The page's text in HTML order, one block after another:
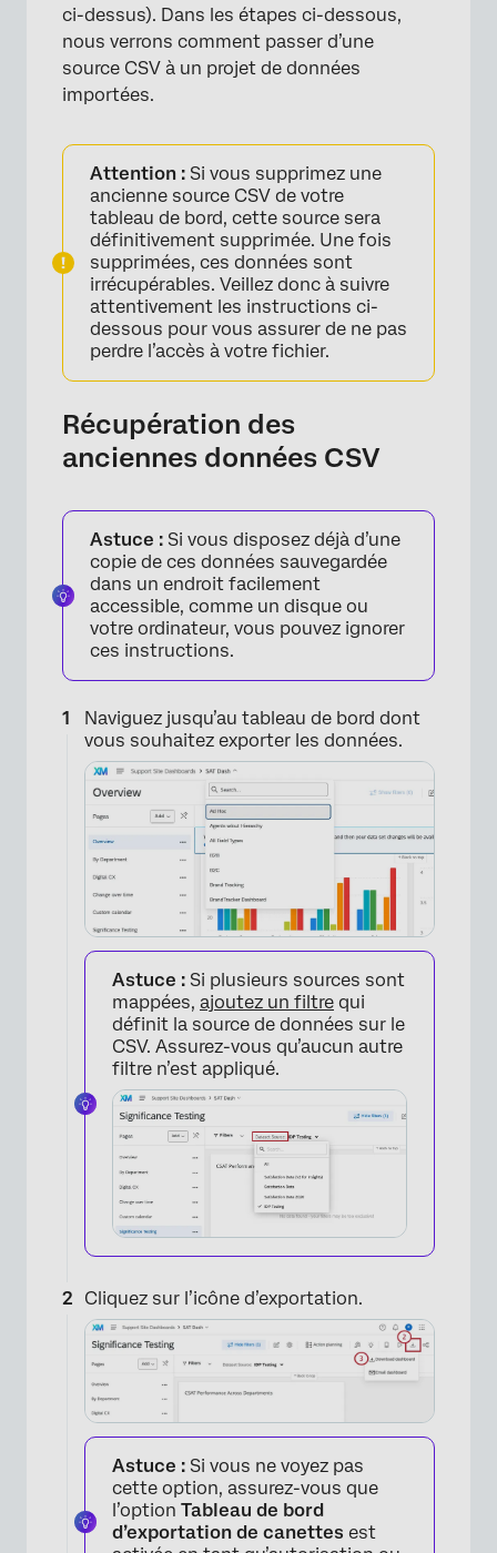
ci-dessus). Dans les étapes ci-dessous,
nous verrons comment passer d’une
source CSV à un projet de données
importées.
Attention : Si vous supprimez une
ancienne source CSV de votre
tableau de bord, cette source sera
définitivement supprimée. Une fois
supprimées, ces données sont
irrécupérables. Veillez donc à suivre
attentivement les instructions ci-
dessous pour vous assurer de ne pas
perdre l’accès à votre fichier.
Récupération des
anciennes données CSV
Astuce : Si vous disposez déjà d’une
copie de ces données sauvegardée
dans un endroit facilement
accessible, comme un disque ou
votre ordinateur, vous pouvez ignorer
ces instructions.
Naviguez jusqu’au tableau de bord dont
vous souhaitez exporter les données.
×
Astuce : Si plusieurs sources sont
mappées, ajoutez un filtre qui
définit la source de données sur le
CSV. Assurez-vous qu’aucun autre
filtre n’est appliqué.
Cliquez sur l’icône d’exportation.
Astuce : Si vous ne voyez pas
cette option, assurez-vous que
l’option Tableau de bord
d’exportation de canettes est